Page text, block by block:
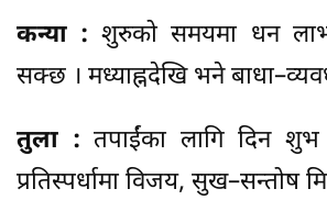
कन्या :शुरुको समयमा धन
सक्छ । मध्याह्नदेखि भने
तुला :तपाईंका लागि दिन
प्रतिस्पर्धामा विजय, सुख–सन्तोष